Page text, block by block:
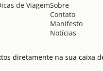
de ViagemSobre
Contato
Manifesto
Notícias
diretamente na sua caixa